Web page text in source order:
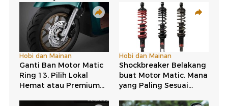
Berita Terkait
Honda Rilis Skutik Retro Modern Baru, Harga
Tembus Rp 44 Jutaan
Grand Filano Konsisten Raih Penghargaan, Bukti
Skutik Retro Kian Diminati
Calon Laris Manis! Suzuki Luncurkan Skutik Retro